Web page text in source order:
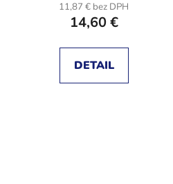
11,87 € bez DPH
14,60 €
DETAIL